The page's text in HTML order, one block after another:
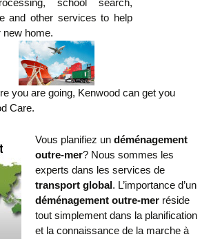
school search,
and other services to help
new home.
you are going, Kenwood can get you
Care.
Vous planifiez un déménagement
outre-mer? Nous sommes les
experts dans les services de
transport global. L’importance d’un
déménagement outre-mer réside
tout simplement dans la planification
et la connaissance de la marche à